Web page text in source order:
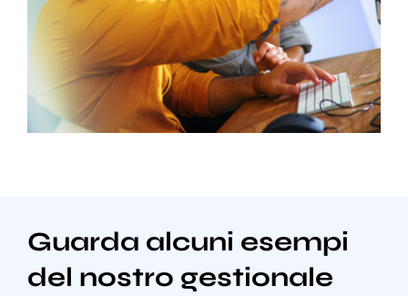
Guarda alcuni esempi
del nostro gestionale